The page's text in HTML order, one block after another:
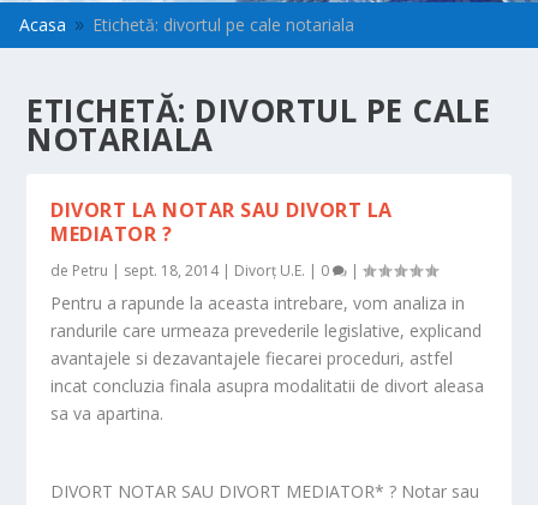
Acasa 9 Etichetă: divortul pe cale notariala
ETICHETĂ: DIVORTUL PE CALE
NOTARIALA
DIVORT LA NOTAR SAU DIVORT LA
MEDIATOR ?
de Petru | sept. 18, 2014| Divorț U.E. | 0 |
Pentru a rapunde la aceasta intrebare, vom analiza in
randurile care urmeaza prevederile legislative, explicand
avantajele si dezavantajele fiecarei proceduri, astfel
incat concluzia finala asupra modalitatii de divort aleasa
sa va apartina.
DIVORT NOTAR SAU DIVORT MEDIATOR* ? Notar sau